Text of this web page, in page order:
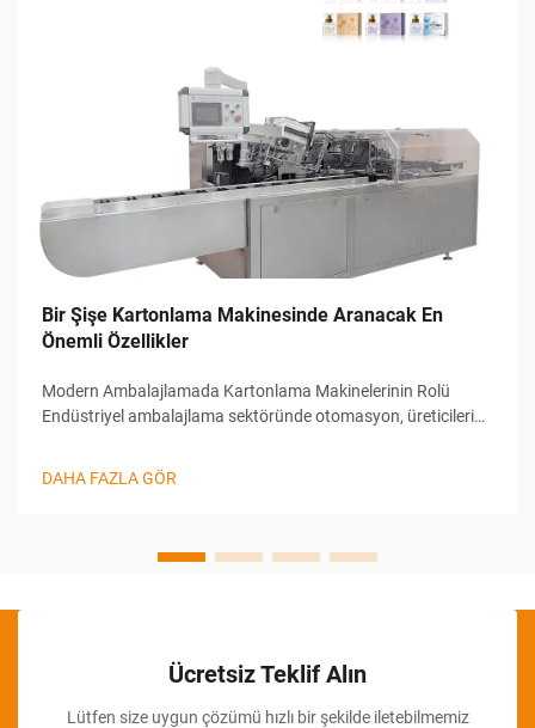
Bir Şişe Kartonlama Makinesinde Aranacak En
Önemli Özellikler
Modern Ambalajlamada Kartonlama Makinelerinin Rolü
Endüstriyel ambalajlama sektöründe otomasyon, üreticilerin
dönüştüren bir yenilikçidir. Bu inovasyonlar arasında Şişe
DAHA FAZLA GÖR
Ücretsiz Teklif Alın
Lütfen size uygun çözümü hızlı bir şekilde iletebilmemiz